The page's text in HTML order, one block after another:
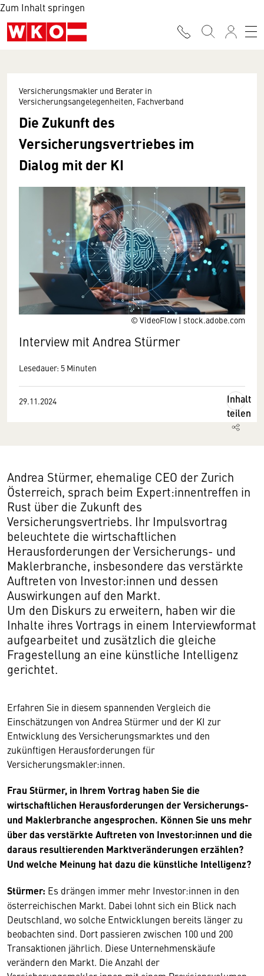
Zum Inhalt springen
© VideoFlow | stock.adobe.com
Versicherungsmakler und Berater in
Versicherungsangelegenheiten, Fachverband
Die Zukunft des
Versicherungsvertriebes im
Dialog mit der KI
Interview mit Andrea Stürmer
Lesedauer: 5 Minuten
29.11.2024
Inhalt
teilen
Andrea Stürmer, ehemalige CEO der Zurich
Österreich, sprach beim Expert:innentreffen in
Rust über die Zukunft des
Versicherungsvertriebs. Ihr Impulsvortrag
beleuchtete die wirtschaftlichen
Herausforderungen der Versicherungs- und
Maklerbranche, insbesondere das verstärkte
Auftreten von Investor:innen und dessen
Auswirkungen auf den Markt.
Um den Diskurs zu erweitern, haben wir die
Inhalte ihres Vortrags in einem Interviewformat
aufgearbeitet und zusätzlich die gleiche
Fragestellung an eine künstliche Intelligenz
gerichtet.
Erfahren Sie in diesem spannenden Vergleich die
Einschätzungen von Andrea Stürmer und der KI zur
Entwicklung des Versicherungsmarktes und den
zukünftigen Herausforderungen für
Versicherungsmakler:innen.
Frau Stürmer, in Ihrem Vortrag haben Sie die
wirtschaftlichen Herausforderungen der Versicherungs-
und Maklerbranche angesprochen. Können Sie uns mehr
über das verstärkte Auftreten von Investor:innen und die
daraus resultierenden Marktveränderungen erzählen?
Und welche Meinung hat dazu die künstliche Intelligenz?
Stürmer: Es drängen immer mehr Investor:innen in den
österreichischen Markt. Dabei lohnt sich ein Blick nach
Deutschland, wo solche Entwicklungen bereits länger zu
beobachten sind. Dort passieren zwischen 100 und 200
Transaktionen jährlich. Diese Unternehmenskäufe
verändern den Markt. Die Anzahl der